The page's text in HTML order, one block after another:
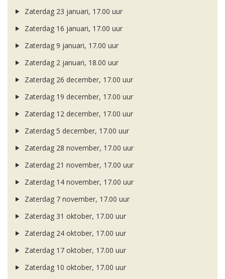
Zaterdag 23 januari, 17.00 uur
Zaterdag 16 januari, 17.00 uur
Zaterdag 9 januari, 17.00 uur
Zaterdag 2 januari, 18.00 uur
Zaterdag 26 december, 17.00 uur
Zaterdag 19 december, 17.00 uur
Zaterdag 12 december, 17.00 uur
Zaterdag 5 december, 17.00 uur
Zaterdag 28 november, 17.00 uur
Zaterdag 21 november, 17.00 uur
Zaterdag 14 november, 17.00 uur
Zaterdag 7 november, 17.00 uur
Zaterdag 31 oktober, 17.00 uur
Zaterdag 24 oktober, 17.00 uur
Zaterdag 17 oktober, 17.00 uur
Zaterdag 10 oktober, 17.00 uur